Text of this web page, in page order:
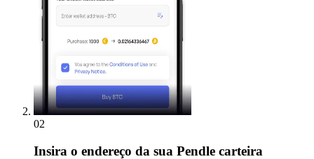
02
Insira o endereço da sua Pendle carteira